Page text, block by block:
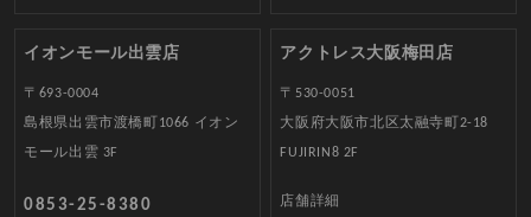
イオンモール出雲店
〒693-0004
島根県出雲市渡橋町1066 イオン
モール出雲 3F
0853-25-8380
アクトレス大阪梅田店
〒530-0051
大阪府大阪市北区太融寺町2-18
FUJIRIN8 2F
店舗詳細